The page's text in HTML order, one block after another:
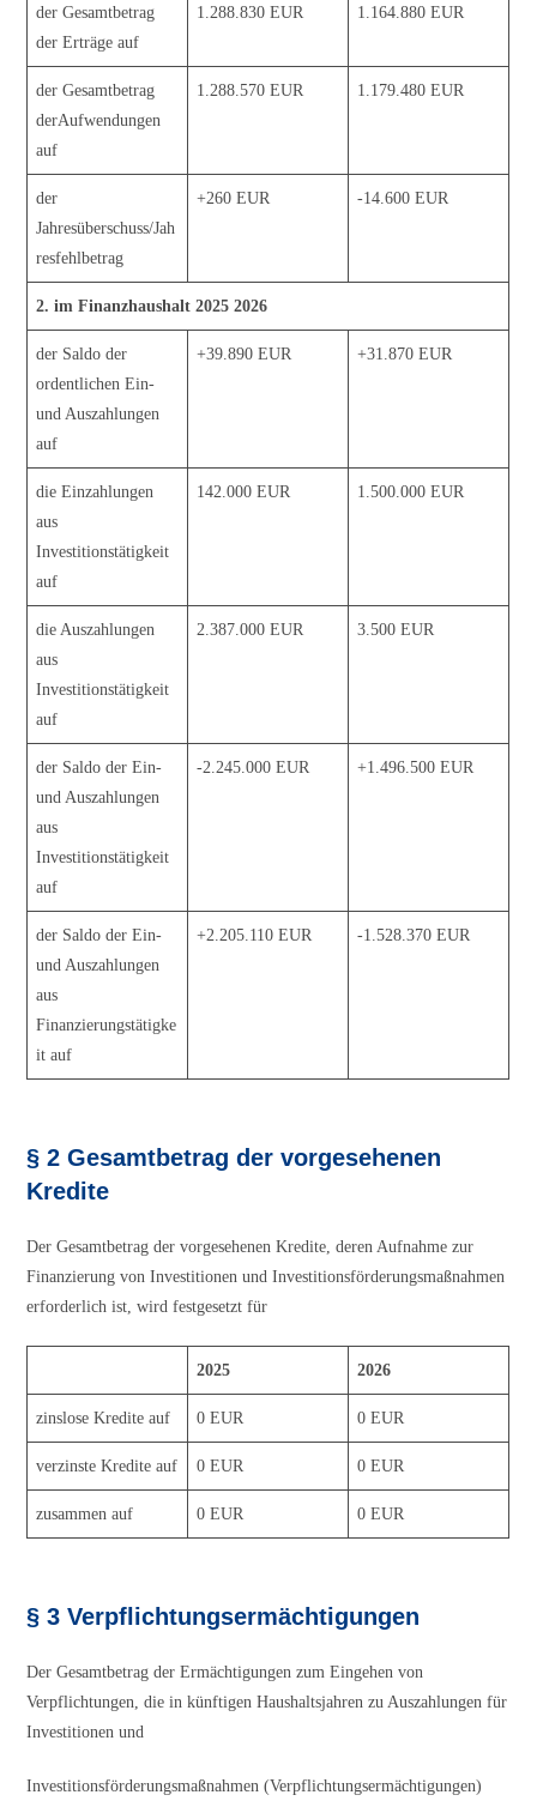
der Gesamtbetrag
der Erträge auf
1.288.830 EUR 1.164.880 EUR
der Gesamtbetrag
derAufwendungen
auf
1.288.570 EUR 1.179.480 EUR
der
Jahresüberschuss/Jah
resfehlbetrag
+260 EUR -14.600 EUR
2.im Finanzhaushalt 2025 2026
der Saldo der
ordentlichen Ein-
und Auszahlungen
auf
+39.890 EUR +31.870 EUR
die Einzahlungen
aus
Investitionstätigkeit
auf
142.000 EUR 1.500.000 EUR
die Auszahlungen
aus
Investitionstätigkeit
auf
2.387.000 EUR 3.500 EUR
der Saldo der Ein-
und Auszahlungen
aus
Investitionstätigkeit
auf
-2.245.000 EUR +1.496.500 EUR
der Saldo der Ein-
und Auszahlungen
aus
Finanzierungstätigke
it auf
+2.205.110 EUR -1.528.370 EUR
§ 2 Gesamtbetrag der vorgesehenen
Kredite
Der Gesamtbetrag der vorgesehenen Kredite, deren Aufnahme zur
Finanzierung von Investitionen und Investitionsförderungsmaßnahmen
erforderlich ist, wird festgesetzt für
2025 2026
zinslose Kredite auf 0 EUR 0 EUR
verzinste Kredite auf 0 EUR 0 EUR
zusammen auf 0 EUR 0 EUR
§ 3 Verpflichtungsermächtigungen
Der Gesamtbetrag der Ermächtigungen zum Eingehen von
Verpflichtungen, die in künftigen Haushaltsjahren zu Auszahlungen für
Investitionen und
Investitionsförderungsmaßnahmen (Verpflichtungsermächtigungen)